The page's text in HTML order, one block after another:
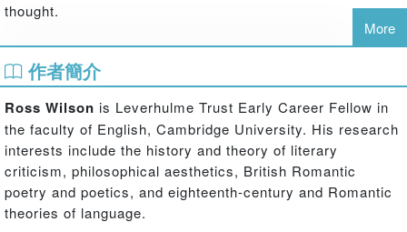
thought.
As one of the main philosophers of the Frankfurt School of
Critical Theory, Adorno's influence on literary theory,
cultural studies, and philosophical aesthetics has been
immense. His wide-ranging authorship is significant also
to continental philosophy, political theory, art criticism, and
musicology. Key ideas discussed in this guide include:
art and aesthetics
fun and free time
nature and reason
More
作者簡介
Ross Wilson is Leverhulme Trust Early Career Fellow in
the faculty of English, Cambridge University. His research
interests include the history and theory of literary
criticism, philosophical aesthetics, British Romantic
poetry and poetics, and eighteenth-century and Romantic
theories of language.